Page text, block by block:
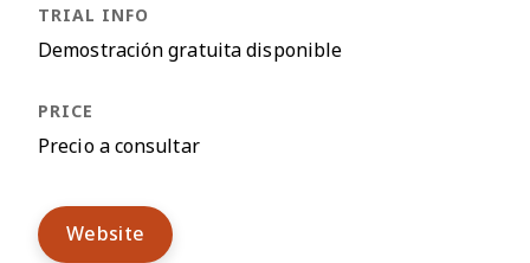
Demostración gratuita disponible
Precio a consultar
Website